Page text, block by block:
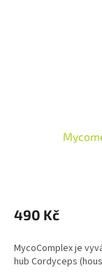
produktu
je
z
5
490 Kč
MycoComplex je
hub Cordyceps